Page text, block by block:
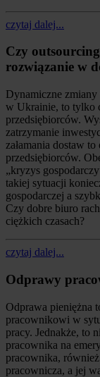
czytaj dalej...
Czy
rozwiązanie w
Dynamiczne
w Ukrainie, to tylko
przedsiębiorców.
zatrzymanie
załamania dostaw
przedsiębiorców.
„kryzys
takiej sytuacji
gospodarczej a
Czy dobre biuro
ciężkich czasach?
czytaj dalej...
Odprawy
Odprawa pieniężna
pracownikowi w
pracy. Jednakże, to
pracownika na
pracownika,
pracownicza, a jej